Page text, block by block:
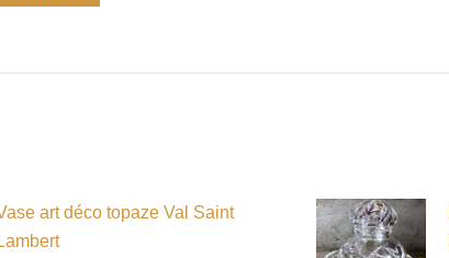
art déco topaze Val Saint
Lambert